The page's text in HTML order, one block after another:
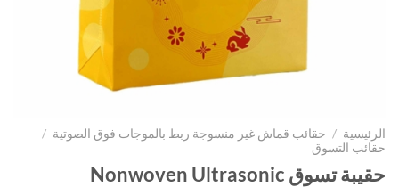
الرئيسية / حقائب قماش غير منسوجة ربط بالموجات فوق الصوتية /
حقائب التسوق
حقيبة تسوق Nonwoven Ultrasonic